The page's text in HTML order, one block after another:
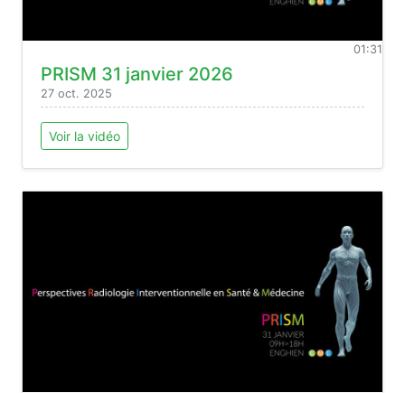
01:31
PRISM 31 janvier 2026
27 oct. 2025
Voir la vidéo